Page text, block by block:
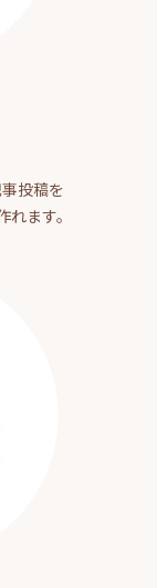
投稿を
ます。